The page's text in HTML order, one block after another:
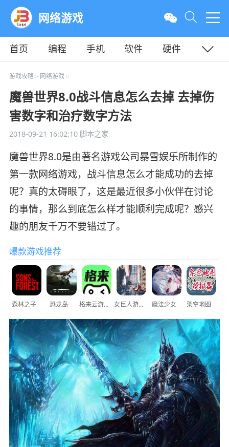
网络游戏
首页 编程 手机 软件
硬件
教程
平面
游戏攻略> 网络游戏>
魔兽世界8.0战斗信息怎么去掉 去掉伤
害数字和治疗数字方法
2018-09-21 16:02:10脚本之家
魔兽世界8.0是由著名游戏公司暴雪娱乐所制作的
第一款网络游戏，战斗信息怎么才能成功的去掉
呢？真的太碍眼了，这是最近很多小伙伴在讨论
的事情，那么到底怎么样才能顺利完成呢？感兴
趣的朋友千万不要错过了。
爆款游戏推荐
森林之子 恐龙岛 格来云游戏 女巨人游乐场 魔法少女 架空地图